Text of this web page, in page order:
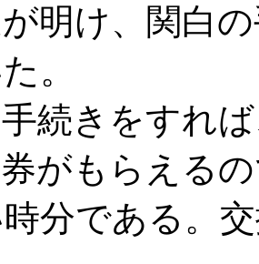
明け、関白の
。
続きをすれ
がもらえる
分である。